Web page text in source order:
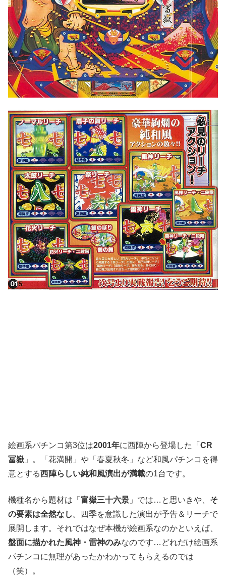
絵画系パチンコ第3位は2001年に西陣から登場した「 CR
冨嶽 」。「花満開」や「春夏秋冬」など和風パチンコを得
意とする西陣らしい純和風演出が満載の1台です。
機種名から題材は「 富嶽三十六景 」では…と思いきや、 そ
の要素は全然なし 。四季を意識した演出が予告＆リーチで
展開します。それではなぜ本機が絵画系なのかといえば、
盤面に描かれた風神・雷神のみなのです…どれだけ絵画系
パチンコに無理があったかわかってもらえるのでは
（笑）。